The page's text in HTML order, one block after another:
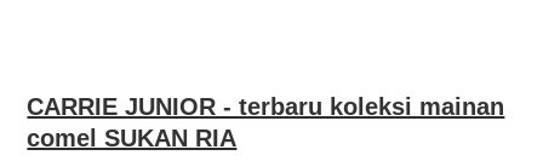
CARRIE JUNIOR - terbaru koleksi mainan
comel SUKAN RIA